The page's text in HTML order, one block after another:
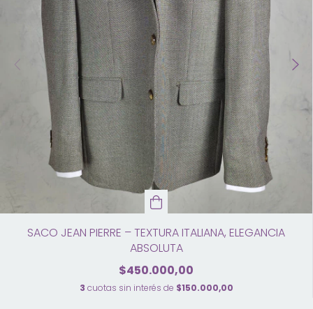
SACO JEAN PIERRE – TEXTURA ITALIANA, ELEGANCIA
ABSOLUTA
$450.000,00
3 cuotas sin interés de $150.000,00